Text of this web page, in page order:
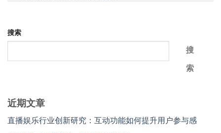
搜索
搜
索
近期文章
直播娱乐行业创新研究：互动功能如何提升用户参与感